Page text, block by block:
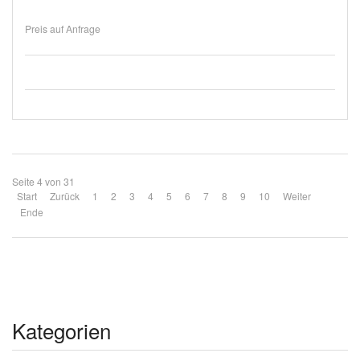
Preis auf Anfrage
Seite 4 von 31
Start
Zurück 1 2 3 4 5 6 7 8 9 10
Weiter
Ende
Kategorien